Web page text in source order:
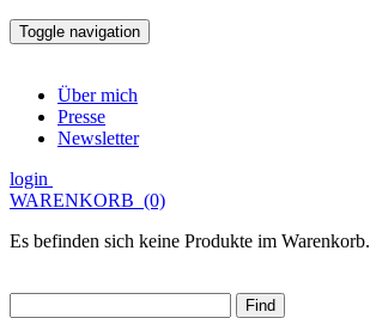
Toggle navigation
Über mich
Presse
Newsletter
login
WARENKORB (0)
Es befinden sich keine Produkte im Warenkorb.